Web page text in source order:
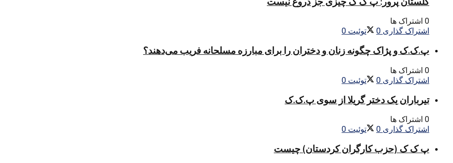
0 اشتراک ها
اشتراک گذاری 0 توئیت 0
پ.ک.ک و پژاک چگونه زنان و دختران را برای مبارزه مسلحانه فریب می‌دهند؟
0 اشتراک ها
اشتراک گذاری 0 توئیت 0
تیرباران یک دختر گریلا از سوی پ.ک.ک
0 اشتراک ها
اشتراک گذاری 0 توئیت 0
پ ک ک (حزب کارگران کردستان) چیست